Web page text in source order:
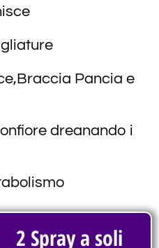
Pancia e
dreanando i
2 Spray a soli